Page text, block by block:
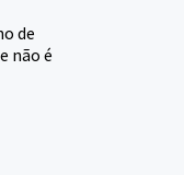
de
não é